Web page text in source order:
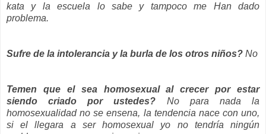
kata y la escuela lo sabe y tampoco me Han dado
problema.
Sufre de la intolerancia y la burla de los otros niños? No
Temen que el sea homosexual al crecer por estar
siendo criado por ustedes? No para nada la
homosexualidad no se ensena, la tendencia nace con uno,
si el llegara a ser homosexual yo no tendría ningún